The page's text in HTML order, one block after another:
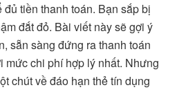
tiền thanh toán. Bạn sắp bị
đắt đỏ. Bài viết này sẽ gợi ý
sẵn sàng đứng ra thanh toán
mức chi phí hợp lý nhất. Nhưng
chút vềđáo hạn thẻ tín dụng